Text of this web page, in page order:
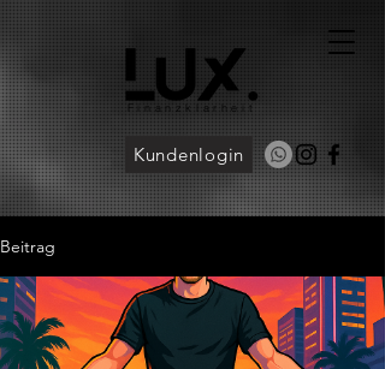
Finanzklarheit
Kundenlogin
Beitrag